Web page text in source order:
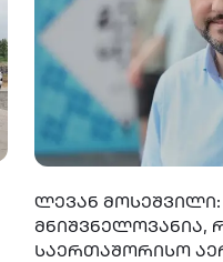
ᲚᲔᲕᲐᲜ ᲛᲝᲡᲔᲨᲕᲘᲚᲘ:
ᲛᲜᲘᲨᲕᲜᲔᲚᲝᲕᲐᲜᲘᲐ,
ᲡᲐᲔᲠᲗᲐᲨᲝᲠᲘᲡᲝ